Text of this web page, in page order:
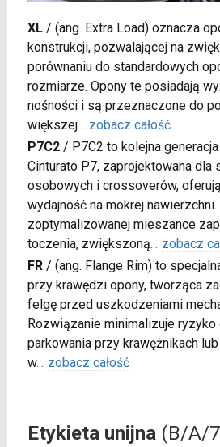
XL/ (ang. Extra Load) oznacza
konstrukcji, pozwalającej na
porównaniu do standardowych
rozmiarze. Opony te posiadają
nośności i są przeznaczone do
większej... zobacz całość
P7C2/ P7C2 to kolejna
Cinturato P7, zaprojektowana dla
osobowych i crossoverów,
wydajność na mokrej
zoptymalizowanej mieszance
toczenia, zwiększoną... zobacz
FR/ (ang. Flange Rim) to
przy krawędzi opony, tworząca
felgę przed uszkodzeniami
Rozwiązanie minimalizuje
parkowania przy krawężnikach
w... zobacz całość
Etykieta unijna(B/A/